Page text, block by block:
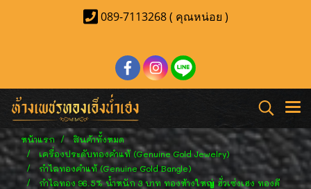
089-7113268 ( คุณหน่อย )
หน้าแรก
สินค้าทั้งหมด
เครื่องประดับทองคำแท้ (Genuine Gold Jewelry)
กำไลทองคำแท้ (Genuine Gold Bangle)
กำไลทอง 96.5% น้ำหนัก 3 บาท ทองห้างใหญ่ ฮั่วเซ่งเฮง ทองดี